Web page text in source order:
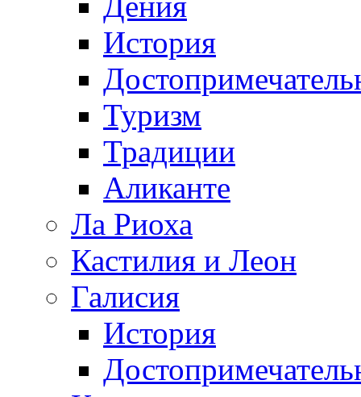
История
Туризм
Традиции
Аликанте
Ла Риоха
Кастилия и Леон
Галисия
История